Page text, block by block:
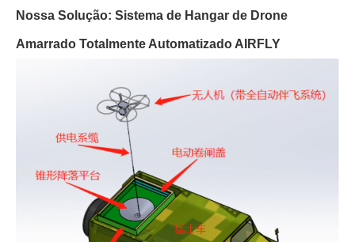
Nossa Solução: Sistema de Hangar de Drone
Amarrado Totalmente Automatizado AIRFLY